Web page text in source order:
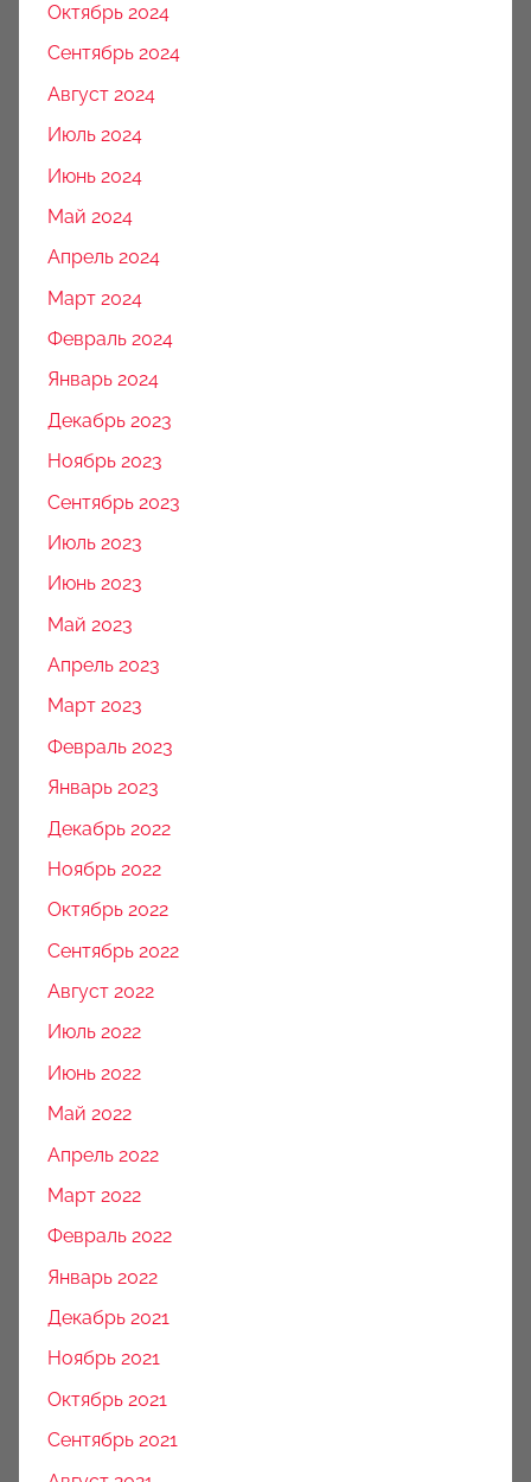
Октябрь 2024
Сентябрь 2024
Август 2024
Июль 2024
Июнь 2024
Май 2024
Апрель 2024
Март 2024
Февраль 2024
Январь 2024
Декабрь 2023
Ноябрь 2023
Сентябрь 2023
Июль 2023
Июнь 2023
Май 2023
Апрель 2023
Март 2023
Февраль 2023
Январь 2023
Декабрь 2022
Ноябрь 2022
Октябрь 2022
Сентябрь 2022
Август 2022
Июль 2022
Июнь 2022
Май 2022
Апрель 2022
Март 2022
Февраль 2022
Январь 2022
Декабрь 2021
Ноябрь 2021
Октябрь 2021
Сентябрь 2021